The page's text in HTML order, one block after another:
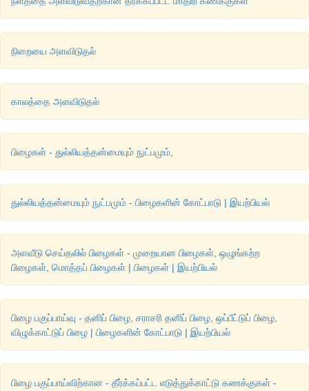
நிறையை அளவிடுதல்
காலத்தை அளவிடுதல்
பிழைகள் - துல்லியத்தன்மையும் நுட்பமும்,
துல்லியத்தன்மையும் நுட்பமும் - பிழைகளின் கோட்பாடு | இயற்பியல்
அளவீடு செய்தலில் பிழைகள் - முறையான பிழைகள், ஒழுங்கற்ற
பிழைகள், மொத்தப் பிழைகள் | பிழைகள் | இயற்பியல்
பிழை பகுப்பாய்வு - தனிப் பிழை, சராசரி தனிப் பிழை, ஒப்பீட்டுப் பிழை,
விழுக்காட்டுப் பிழை | பிழைகளின் கோட்பாடு | இயற்பியல்
பிழை பகுப்பாய்விற்கான - தீர்க்கப்பட்ட எடுத்துக்காட்டு கணக்குகள் -